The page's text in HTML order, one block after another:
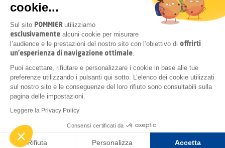
cookie...
Sul sito POMMIER utilizziamo
esclusivamente alcuni cookie per misurare
l’audience e le prestazioni del nostro sito con l’obiettivo di offrirti
un’esperienza di navigazione ottimale.
Puoi accettare, rifiutare e personalizzare i cookie in base alle tue
preferenze utilizzando i pulsanti qui sotto. L’elenco dei cookie utilizzati
sul nostro sito e le conseguenze del loro rifiuto sono consultabili sulla
pagina delle impostazioni.
Leggere la Privacy Policy
Consensi certificati da
Rifiuta Personalizza Accetta
SISTEMI
DIAPERTURA
ILLUMINAZIONE
COMPLEMENTI
DIALLESTIMENTO
Note legali Condizioni generali di acquisto
Realizzato da